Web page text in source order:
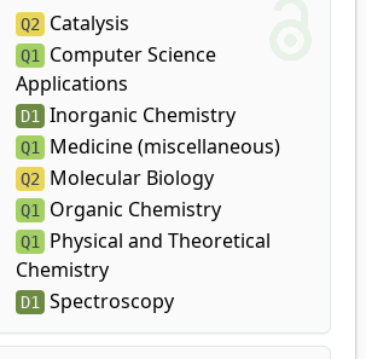
Q2 Catalysis
Q1
Computer Science
Applications
D1 Inorganic Chemistry
Q1 Medicine (miscellaneous)
Q2 Molecular Biology
Q1 Organic Chemistry
Q1
Physical and Theoretical
Chemistry
D1 Spectroscopy